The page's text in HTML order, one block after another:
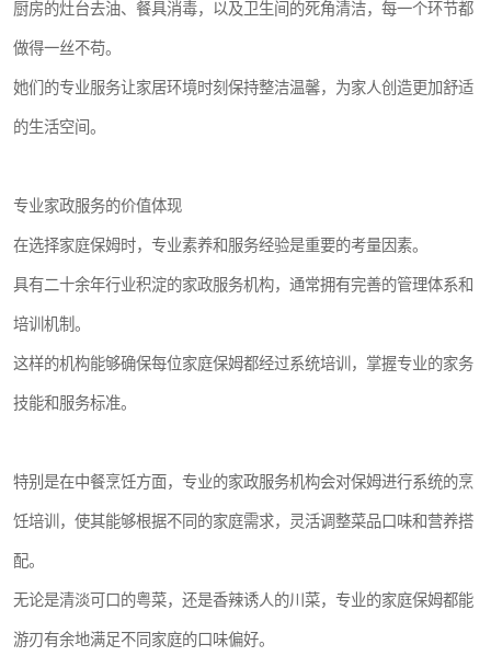
厨房的灶台去油、餐具消毒，以及卫生间的死角清洁，每一个环节都
做得一丝不苟。
她们的专业服务让家居环境时刻保持整洁温馨，为家人创造更加舒适
的生活空间。
专业家政服务的价值体现
在选择家庭保姆时，专业素养和服务经验是重要的考量因素。
具有二十余年行业积淀的家政服务机构，通常拥有完善的管理体系和
培训机制。
这样的机构能够确保每位家庭保姆都经过系统培训，掌握专业的家务
技能和服务标准。
特别是在中餐烹饪方面，专业的家政服务机构会对保姆进行系统的烹
饪培训，使其能够根据不同的家庭需求，灵活调整菜品口味和营养搭
配。
无论是清淡可口的粤菜，还是香辣诱人的川菜，专业的家庭保姆都能
游刃有余地满足不同家庭的口味偏好。